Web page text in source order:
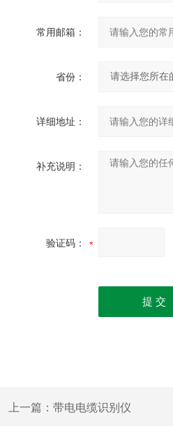
常用邮箱：
省份：
详细地址：
补充说明：
验证码：
上一篇： 带电电缆识别仪